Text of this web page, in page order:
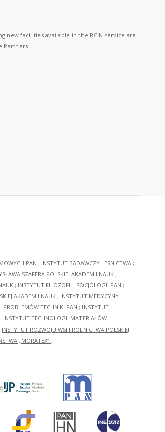
new facilities available in the RCIN service are
Partners.
PAN ; INSTYTUT BADAWCZY LEŚNICTWA ;
SZAFERA POLSKIEJ AKADEMII NAUK ;
; INSTYTUT FILOZOFII I SOCJOLOGII PAN ;
AKADEMII NAUK ; INSTYTUT MEDYCYNY
TECHNIKI PAN ; INSTYTUT
INSTYTUT TECHNOLOGII MATERIAŁÓW
INSTYTUT ROZWOJU WSI I ROLNICTWA POLSKIEJ
„MORATEX” ;